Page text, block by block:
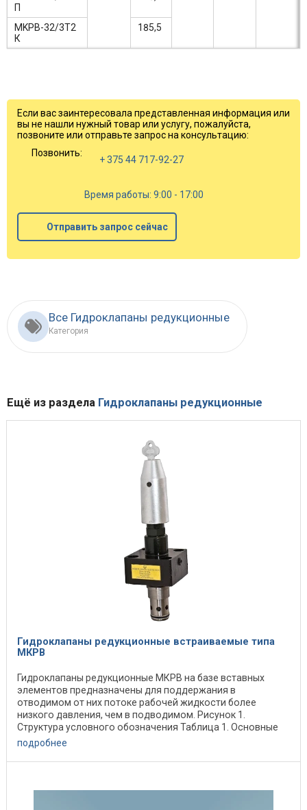
П
MKPB-32/3T2
К
185,5
Если вас заинтересовала представленная информация или
вы не нашли нужный товар или услугу, пожалуйста,
позвоните или отправьте запрос на консультацию:
Позвонить:
+ 375 44 717-92-27
Время работы: 9:00 - 17:00
Отправить запрос сейчас
Все Гидроклапаны редукционные
Категория
Ещё из раздела Гидроклапаны редукционные
Гидроклапаны редукционные встраиваемые типа
МКРВ
Гидроклапаны редукционные МКРВ на базе вставных
элементов предназначены для поддержания в
отводимом от них потоке рабочей жидкости более
низкого давления, чем в подводимом. Рисунок 1.
Структура условного обозначения Таблица 1. Основные
технические ...
подробнее